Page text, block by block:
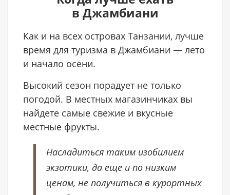
в Джамбиани
Как и на всех островах Танзании, лучше
время для туризма в Джамбиани — лето
и начало осени.
Высокий сезон порадует не только
погодой. В местных магазинчиках вы
найдете самые свежие и вкусные
местные фрукты.
Насладиться таким изобилием
экзотики, да еще и по низким
ценам, не получиться в курортных